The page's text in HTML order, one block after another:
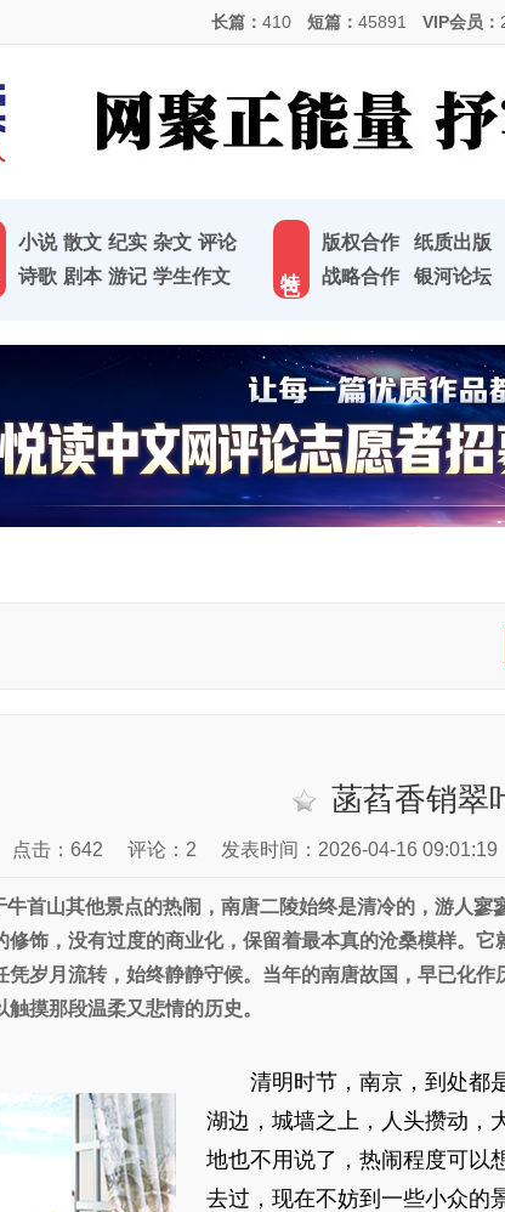
长篇： 410 短篇： 45891 VIP会员：
小说 散文 纪实 杂文 评论
诗歌 剧本 游记 学生作文
版权合作
纸质出版
战略合作
银河论坛
菡萏香销翠
点击：642 评论：2 发表时间：2026-04-16 09:01:19
牛首山其他景点的热闹，南唐二陵始终是清冷的，游人寥
修饰，没有过度的商业化，保留着最本真的沧桑模样。
凭岁月流转，始终静静守候。当年的南唐故国，早已化
触摸那段温柔又悲情的历史。
清明时节，南京，到处都是
湖边，城墙之上，人头攒动，
地也不用说了，热闹程度可以
去过，现在不妨到一些小众的